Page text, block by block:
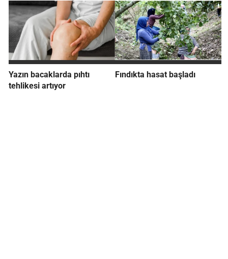
Yazın bacaklarda pıhtı
tehlikesi artıyor
Fındıkta hasat başladı